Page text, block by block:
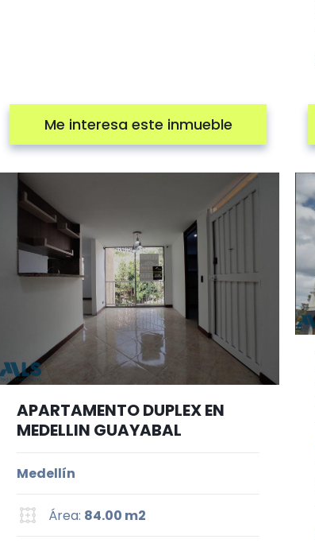
Me interesa este inmueble
APARTAMENTO DUPLEX EN
MEDELLIN GUAYABAL
Medellín
Área: 84.00 m2